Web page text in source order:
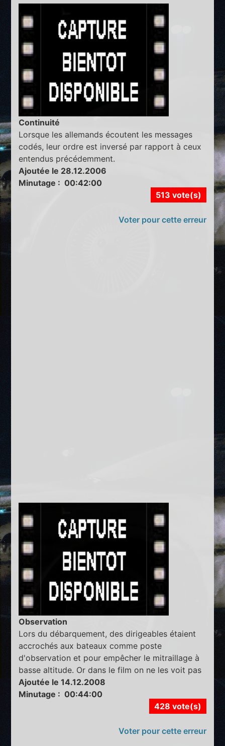
Continuité
Lorsque les allemands écoutent les messages
codés, leur ordre est inversé par rapport à ceux
entendus précédemment.
Ajoutée le 28.12.2006
Minutage : 00:42:00
513 vote(s)
Voter pour cette erreur
Observation
Lors du débarquement, des dirigeables étaient
accrochés aux bateaux comme poste
d'observation et pour empêcher le mitraillage à
basse altitude. Or dans le film on ne les voit pas
Ajoutée le 14.12.2008
Minutage : 00:44:00
428 vote(s)
Voter pour cette erreur